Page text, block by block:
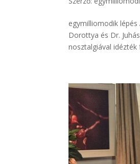
egymilliomodik
Dorottya és Dr.
nosztalgiával idézték